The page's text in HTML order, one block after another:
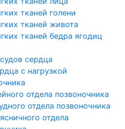
тканей голени
тканей живота
тканей бедра ягодиц
сердца
с нагрузкой
отдела позвоночника
отдела позвоночника
отдела